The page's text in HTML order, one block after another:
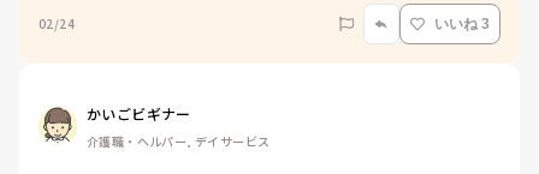
02/24 いいね 3
かいごビギナー
介護職・ヘルパー, デイサービス